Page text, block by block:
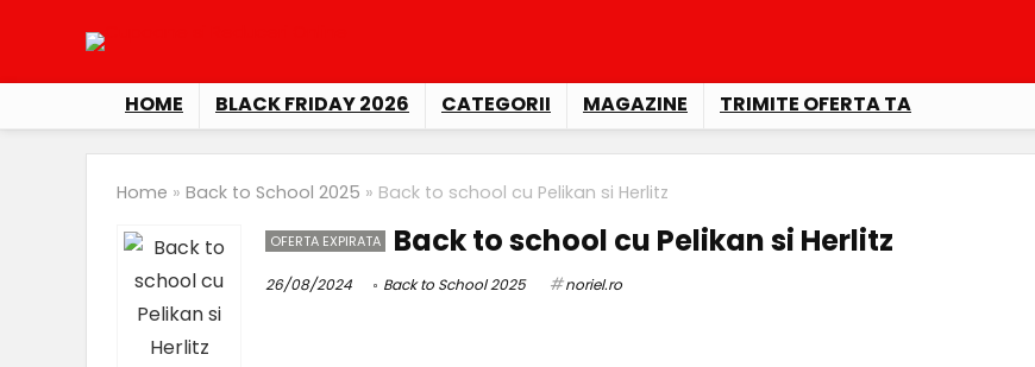
HOME BLACK FRIDAY 2026 CATEGORII MAGAZINE TRIMITE OFERTA TA
Home » Back to School 2025 » Back to school cu Pelikan si Herlitz
OFERTA EXPIRATA Back to school cu Pelikan si Herlitz
26/08/2024 Back to School 2025 noriel.ro